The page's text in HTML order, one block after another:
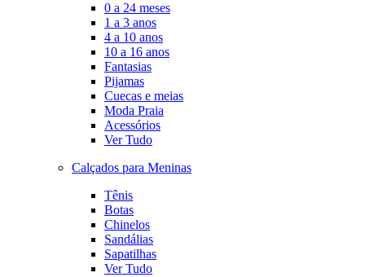
0 a 24 meses
1 a 3 anos
4 a 10 anos
10 a 16 anos
Fantasias
Pijamas
Cuecas e meias
Moda Praia
Acessórios
Ver Tudo
Calçados para Meninas
Tênis
Botas
Chinelos
Sandálias
Sapatilhas
Ver Tudo